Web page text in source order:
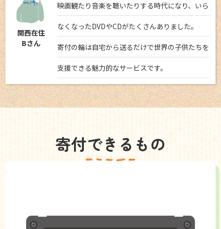
関西在住
Bさん
映画観たり音楽を聴いたりする時代になり、いら
なくなったDVDやCDがたくさんありました。
寄付の輪は自宅から送るだけで世界の子供たちを
支援できる魅力的なサービスです。
寄付できるもの